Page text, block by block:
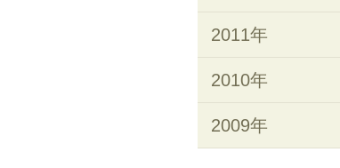
2011年
2010年
2009年